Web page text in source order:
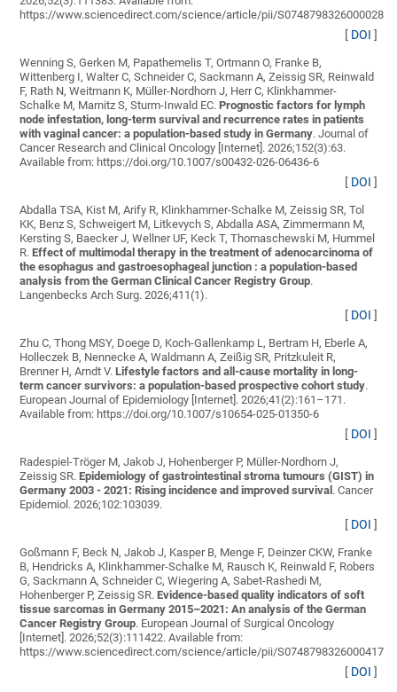
https://www.sciencedirect.com/science/article/pii/S0748798326000028
[ DOI ]
Wenning S, Gerken M, Papathemelis T, Ortmann O, Franke B,
Wittenberg I, Walter C, Schneider C, Sackmann A, Zeissig SR, Reinwald
F, Rath N, Weitmann K, Müller-Nordhorn J, Herr C, Klinkhammer-
Schalke M, Marnitz S, Sturm-Inwald EC.Prognostic factors for lymph
node infestation, long-term survival and recurrence rates in patients
with vaginal cancer: a population-based study in Germany. Journal of
Cancer Research and Clinical Oncology [Internet]. 2026;152(3):63.
Available from: https://doi.org/10.1007/s00432-026-06436-6
[ DOI ]
Abdalla TSA, Kist M, Arify R, Klinkhammer-Schalke M, Zeissig SR, Tol
KK, Benz S, Schweigert M, Litkevych S, Abdalla ASA, Zimmermann M,
Kersting S, Baecker J, Wellner UF, Keck T, Thomaschewski M, Hummel
R.Effect of multimodal therapy in the treatment of adenocarcinoma of
the esophagus and gastroesophageal junction : a population-based
analysis from the German Clinical Cancer Registry Group.
Langenbecks Arch Surg. 2026;411(1).
[ DOI ]
Zhu C, Thong MSY, Doege D, Koch-Gallenkamp L, Bertram H, Eberle A,
Holleczek B, Nennecke A, Waldmann A, Zeißig SR, Pritzkuleit R,
Brenner H, Arndt V.Lifestyle factors and all-cause mortality in long-
term cancer survivors: a population-based prospective cohort study.
European Journal of Epidemiology [Internet]. 2026;41(2):161–171.
Available from: https://doi.org/10.1007/s10654-025-01350-6
[ DOI ]
Radespiel-Tröger M, Jakob J, Hohenberger P, Müller-Nordhorn J,
Zeissig SR.Epidemiology of gastrointestinal stroma tumours (GIST) in
Germany 2003 - 2021: Rising incidence and improved survival . Cancer
Epidemiol. 2026;102:103039.
[ DOI ]
Goßmann F, Beck N, Jakob J, Kasper B, Menge F, Deinzer CKW, Franke
B, Hendricks A, Klinkhammer-Schalke M, Rausch K, Reinwald F, Robers
G, Sackmann A, Schneider C, Wiegering A, Sabet-Rashedi M,
Hohenberger P, Zeissig SR.Evidence-based quality indicators of soft
tissue sarcomas in Germany 2015–2021: An analysis of the German
Cancer Registry Group. European Journal of Surgical Oncology
[Internet]. 2026;52(3):111422. Available from:
https://www.sciencedirect.com/science/article/pii/S0748798326000417
[ DOI ]